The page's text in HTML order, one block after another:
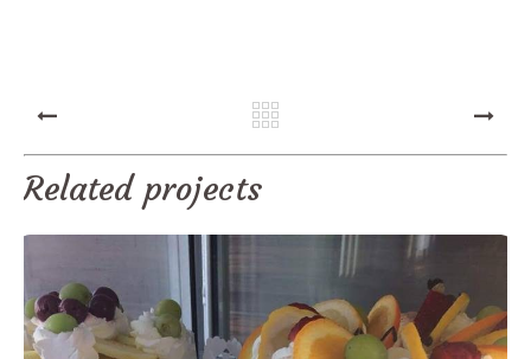
PREV NEXT
Related projects